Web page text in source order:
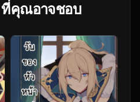
คุณอาจชอบ